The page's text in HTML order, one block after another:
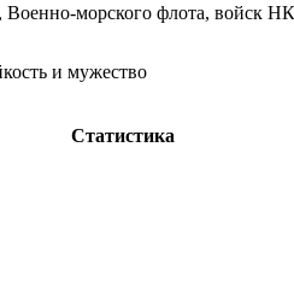
морского флота, войск
и мужество
Статистика